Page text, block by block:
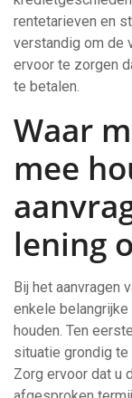
rentetarieven en
verstandig om de
ervoor te zorgen
te betalen.
Waar
mee
lening
Bij het aanvragen
enkele
houden. Ten
situatie grondig te
Zorg ervoor dat u